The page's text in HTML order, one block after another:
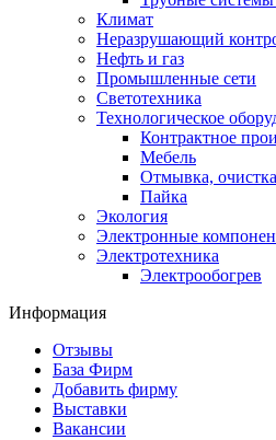
Климат
Неразрушающий
Нефть и газ
Промышленные сети
Светотехника
Технологическое
Контрактное
Мебель
Отмывка,
Пайка
Экология
Электронные
Электротехника
Электрообогрев
Информация
Отзывы
База Фирм
Добавить фирму
Выставки
Вакансии